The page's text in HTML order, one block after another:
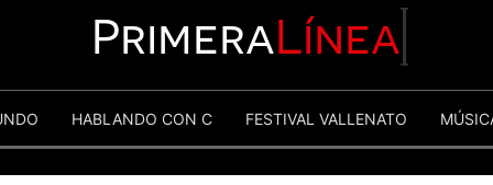
PrimeraLínea
HABLANDO CON C FESTIVAL VALLENATO